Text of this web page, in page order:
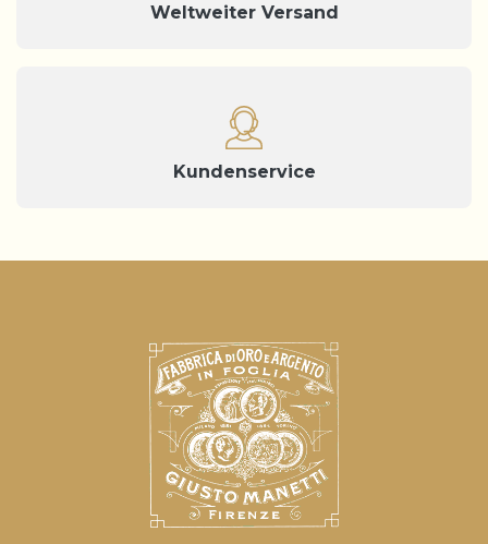
Weltweiter Versand
Kundenservice